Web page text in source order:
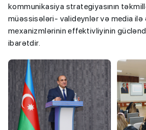
kommunikasiya strategiyasının
müəssisələri- valideynlər və media ilə
mexanizmlərinin effektivliyinin
ibarətdir.